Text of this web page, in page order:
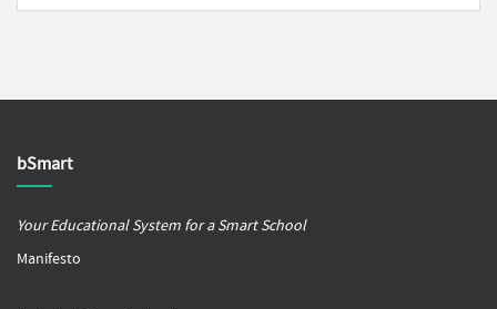
bSmart
Your Educational System for a Smart School
Manifesto